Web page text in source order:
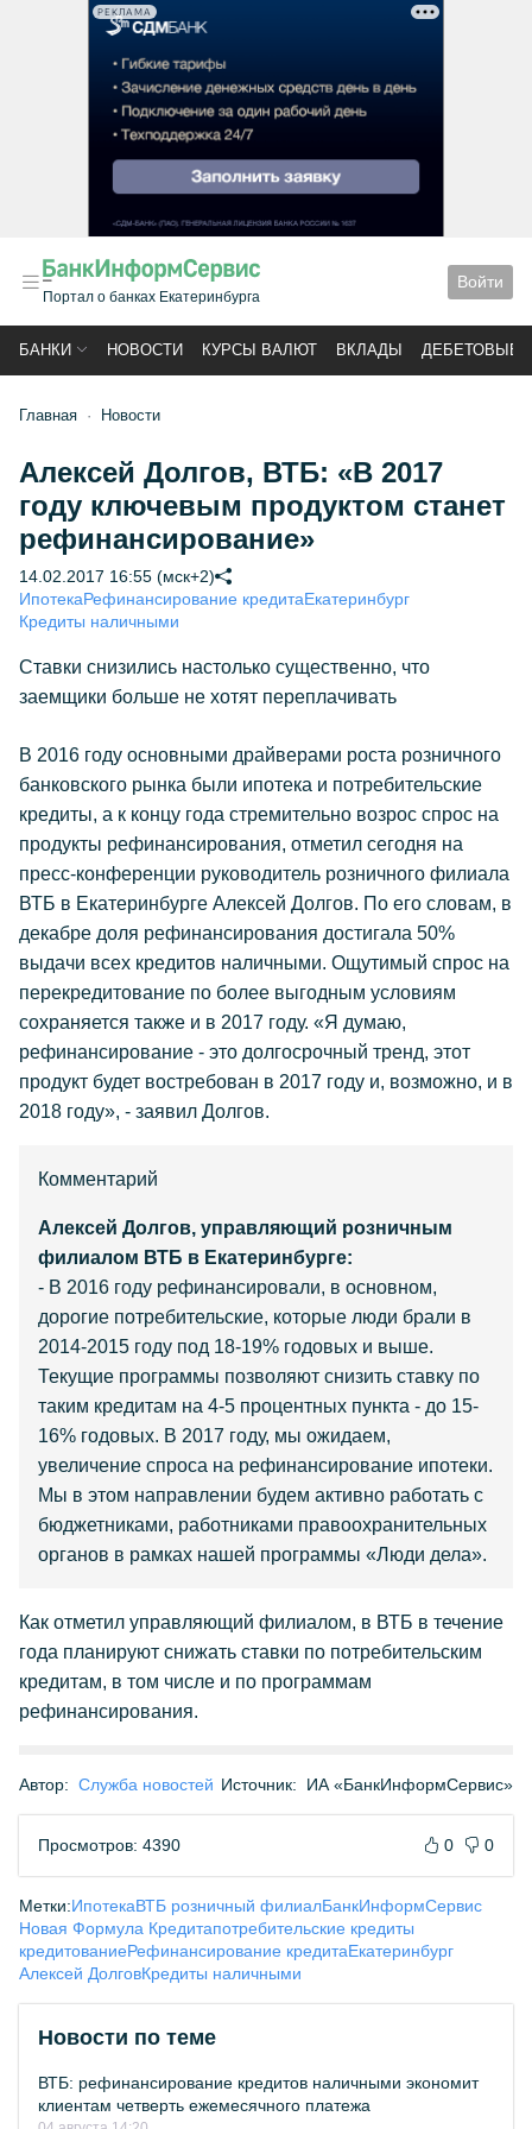
РЕКЛАМА
Портал о банках Екатеринбурга
Войти
БАНКИ НОВОСТИ КУРСЫ ВАЛЮТ ВКЛАДЫ ДЕБЕТОВЫЕ
Главная Новости
Алексей Долгов, ВТБ: «В 2017
году ключевым продуктом станет
рефинансирование»
14.02.2017 16:55 (мск+2)
ИпотекаРефинансирование кредитаЕкатеринбург
Кредиты наличными
Ставки снизились настолько существенно, что
заемщики больше не хотят переплачивать
В 2016 году основными драйверами роста розничного
банковского рынка были ипотека и потребительские
кредиты, а к концу года стремительно возрос спрос на
продукты рефинансирования, отметил сегодня на
пресс-конференции руководитель розничного филиала
ВТБ в Екатеринбурге Алексей Долгов. По его словам, в
декабре доля рефинансирования достигала 50%
выдачи всех кредитов наличными. Ощутимый спрос на
перекредитование по более выгодным условиям
сохраняется также и в 2017 году. «Я думаю,
рефинансирование - это долгосрочный тренд, этот
продукт будет востребован в 2017 году и, возможно, и в
2018 году», - заявил Долгов.
Комментарий
Алексей Долгов, управляющий розничным
филиалом ВТБ в Екатеринбурге:
- В 2016 году рефинансировали, в основном,
дорогие потребительские, которые люди брали в
2014-2015 году под 18-19% годовых и выше.
Текущие программы позволяют снизить ставку по
таким кредитам на 4-5 процентных пункта - до 15-
16% годовых. В 2017 году, мы ожидаем,
увеличение спроса на рефинансирование ипотеки.
Мы в этом направлении будем активно работать с
бюджетниками, работниками правоохранительных
органов в рамках нашей программы «Люди дела».
Как отметил управляющий филиалом, в ВТБ в течение
года планируют снижать ставки по потребительским
кредитам, в том числе и по программам
рефинансирования.
Автор: Служба новостей Источник: ИА «БанкИнформСервис»
Просмотров: 4390 0 0
Метки:ИпотекаВТБ розничный филиалБанкИнформСервис
Новая Формула Кредитапотребительские кредиты
кредитованиеРефинансирование кредитаЕкатеринбург
Алексей ДолговКредиты наличными
Новости по теме
ВТБ: рефинансирование кредитов наличными экономит
клиентам четверть ежемесячного платежа